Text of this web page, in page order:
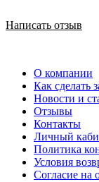
Написать отзыв
О компании
Как сделать
Новости и
Отзывы
Контакты
Личный
Политика
Условия
Согласие на